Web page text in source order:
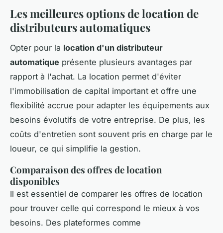
Les meilleures options de location de
distributeurs automatiques
Opter pour la location d'un distributeur
automatique présente plusieurs avantages par
rapport à l'achat. La location permet d'éviter
l'immobilisation de capital important et offre une
flexibilité accrue pour adapter les équipements aux
besoins évolutifs de votre entreprise. De plus, les
coûts d'entretien sont souvent pris en charge par le
loueur, ce qui simplifie la gestion.
Comparaison des offres de location
disponibles
Il est essentiel de comparer les offres de location
pour trouver celle qui correspond le mieux à vos
besoins. Des plateformes comme